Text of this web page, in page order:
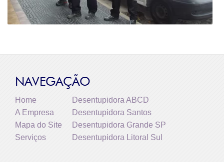
NAVEGAÇÃO
Home
A Empresa
Mapa do Site
Serviços
Desentupidora ABCD
Desentupidora Santos
Desentupidora Grande SP
Desentupidora Litoral Sul